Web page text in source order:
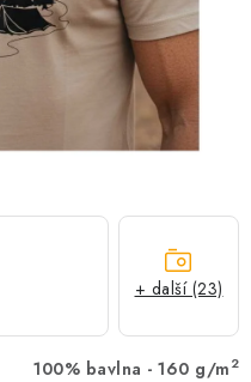
údajů
Napište nám
100% bavlna - 160 g/m 2
+ další (23)